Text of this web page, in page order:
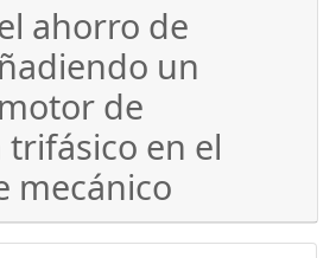
ahorro de
un
de
en el
mecánico